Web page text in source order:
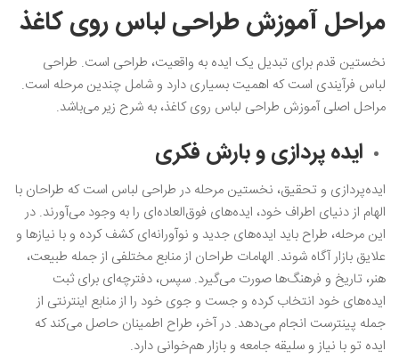
مراحل آموزش طراحی لباس روی کاغذ
نخستین قدم برای تبدیل یک ایده به واقعیت، طراحی است. طراحی
لباس فرآیندی است که اهمیت بسیاری دارد و شامل چندین مرحله است.
مراحل اصلی آموزش طراحی لباس روی کاغذ، به شرح زیر می‌باشد.
ایده پردازی و بارش فکری
ایده‌پردازی و تحقیق، نخستین مرحله در طراحی لباس است که طراحان با
الهام از دنیای اطراف خود، ایده‌های فوق‌العاده‌ای را به وجود می‌آورند. در
این مرحله، طراح باید ایده‌های جدید و نوآورانه‌ای کشف کرده و با نیازها و
علایق بازار آگاه شوند. الهامات طراحان از منابع مختلفی از جمله طبیعت،
هنر، تاریخ و فرهنگ‌ها صورت می‌گیرد. سپس، دفترچه‌ای برای ثبت
ایده‌های خود انتخاب کرده و جست و جوی خود را از منابع اینترنتی از
جمله پینترست انجام می‌دهد. در آخر، طراح اطمینان حاصل می‌کند که
ایده تو با نیاز و سلیقه جامعه و بازار هم‌خوانی دارد.